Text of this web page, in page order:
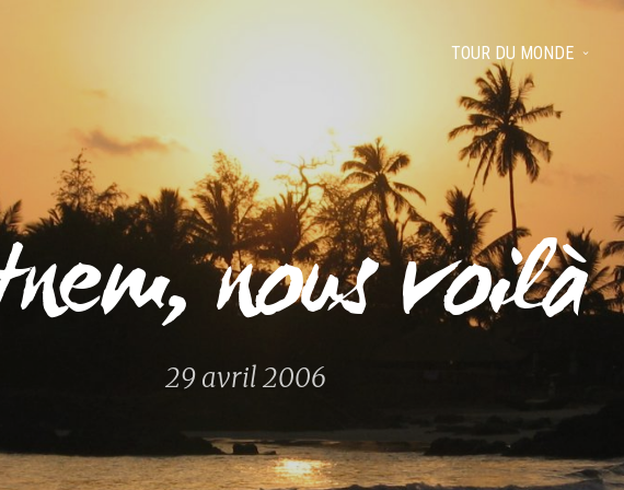
nous voilà
29 avril 2006
TOUR DU MONDE